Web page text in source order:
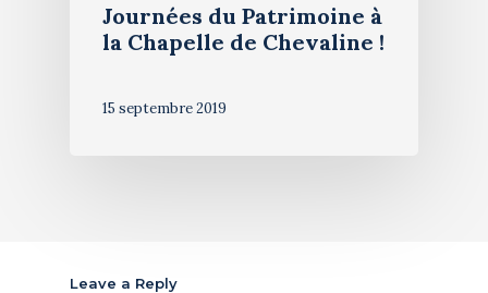
Journées du Patrimoine à
la Chapelle de Chevaline !
15 septembre 2019
Leave a Reply